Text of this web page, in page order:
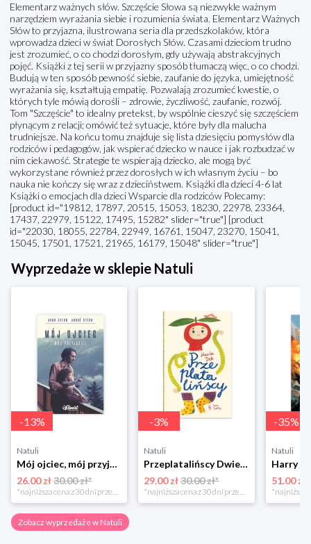
Elementarz ważnych słów. Szczęście Słowa są niezwykle ważnym
narzędziem wyrażania siebie i rozumienia świata. Elementarz Ważnych
Słów to przyjazna, ilustrowana seria dla przedszkolaków, która
wprowadza dzieci w świat Dorosłych Słów. Czasami dzieciom trudno
jest zrozumieć, o co chodzi dorosłym, gdy używają abstrakcyjnych
pojęć. Książki z tej serii w przyjazny sposób tłumaczą więc, o co chodzi.
Budują w ten sposób pewność siebie, zaufanie do języka, umiejętność
wyrażania się, kształtują empatię. Pozwalają zrozumieć kwestie, o
których tyle mówią dorośli – zdrowie, życzliwość, zaufanie, rozwój.
Tom "Szczęście" to idealny pretekst, by wspólnie cieszyć się szczęściem
płynącym z relacji; omówić też sytuacje, które były dla malucha
trudniejsze. Na końcu tomu znajduje się lista dziesięciu pomysłów dla
rodziców i pedagogów, jak wspierać dziecko w nauce i jak rozbudzać w
nim ciekawość. Strategie te wspierają dziecko, ale mogą być
wykorzystane również przez dorosłych w ich własnym życiu – bo
nauka nie kończy się wraz z dzieciństwem. Książki dla dzieci 4-6 lat
Książki o emocjach dla dzieci Wsparcie dla rodziców Polecamy:
[product id="19812, 17897, 20515, 15053, 18230, 22978, 23364,
17437, 22979, 15122, 17495, 15282" slider="true"] [product
id="22030, 18055, 22784, 22949, 16761, 15047, 23270, 15041,
15045, 17501, 17521, 21965, 16179, 15048" slider="true"]
Wyprzedaże w sklepie Natuli
-13%
Natuli
Mój ojciec, mój przyjaciel Element
26.00 zł30.00 zł*
*najniższa cena z 30 dni przed obniżką
-3%
Natuli
Przeplatalińscy Dwie siostry
29.00 zł 30.00 zł*
*najniższa cena z 30 dni przed obniżką
-35%
Natuli
51.00 zł
Zobacz wyprzedaże w Natuli